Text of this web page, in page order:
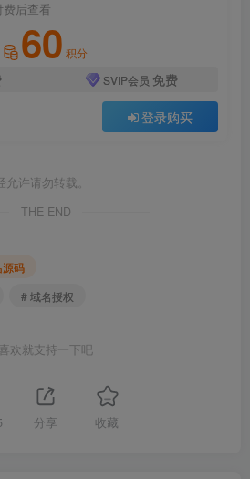
后查看
60 积分
SVIP会员 免费
登录购买
许请勿转载。
THE END
源码
# 域名授权
喜欢就支持一下吧
分享 收藏